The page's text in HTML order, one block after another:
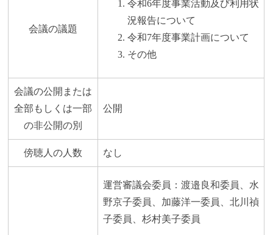
会議の議題
令和6年度事業活動及び利用状
況報告について
令和7年度事業計画について
その他
会議の公開または
全部もしくは一部
の非公開の別
公開
傍聴人の人数 なし
運営審議会委員：渡邉良和委員、水
野京子委員、加藤洋一委員、北川禎
子委員、杉村美子委員